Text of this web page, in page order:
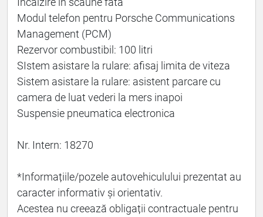
Modul telefon pentru Porsche Communications
Management (PCM)
Rezervor combustibil: 100 litri
SIstem asistare la rulare: afisaj limita de viteza
Sistem asistare la rulare: asistent parcare cu
camera de luat vederi la mers inapoi
Suspensie pneumatica electronica
Nr. Intern: 18270
*Informațiile/pozele autovehiculului prezentat au
caracter informativ și orientativ.
Acestea nu creează obligații contractuale pentru